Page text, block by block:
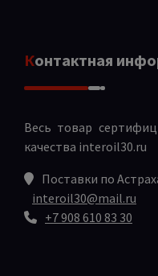
Контактная
Весь товар
качества interoil30.ru
Поставки по
interoil30@mail.ru
+7 908 610 83 30